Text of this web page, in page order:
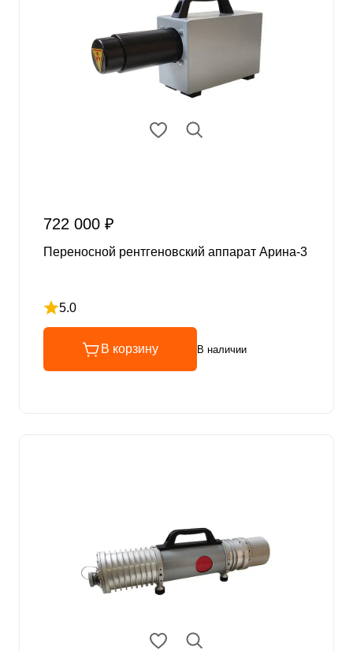
722 000 ₽
Переносной рентгеновский аппарат Арина-3
5.0
Рейтинг 5 из 5
В корзину В наличии